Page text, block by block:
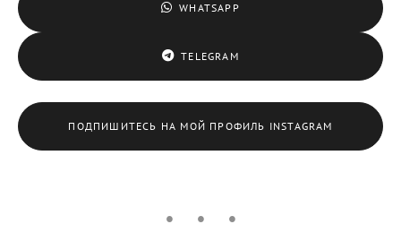
WHATSAPP
TELEGRAM
ПОДПИШИТЕСЬ НА МОЙ ПРОФИЛЬ INSTAGRAM